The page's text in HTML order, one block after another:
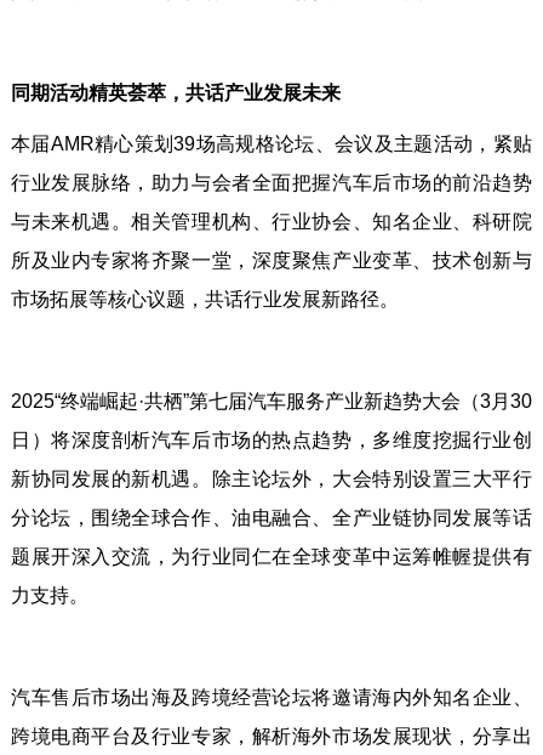
同期活动精英荟萃，共话产业发展未来
本届AMR精心策划39场高规格论坛、会议及主题活动，紧贴
行业发展脉络，助力与会者全面把握汽车后市场的前沿趋势
与未来机遇。相关管理机构、行业协会、知名企业、科研院
所及业内专家将齐聚一堂，深度聚焦产业变革、技术创新与
市场拓展等核心议题，共话行业发展新路径。
2025“终端崛起·共栖”第七届汽车服务产业新趋势大会（3月30
日）将深度剖析汽车后市场的热点趋势，多维度挖掘行业创
新协同发展的新机遇。除主论坛外，大会特别设置三大平行
分论坛，围绕全球合作、油电融合、全产业链协同发展等话
题展开深入交流，为行业同仁在全球变革中运筹帷幄提供有
力支持。
汽车售后市场出海及跨境经营论坛将邀请海内外知名企业、
跨境电商平台及行业专家，解析海外市场发展现状，分享出